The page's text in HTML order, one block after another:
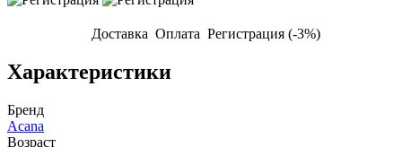
Доставка Оплата Регистрация (-3%)
Характеристики
Бренд
Acana
Возраст